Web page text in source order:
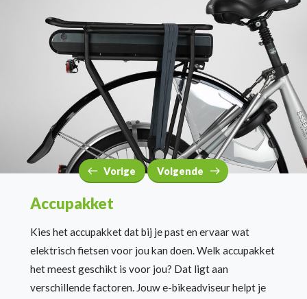
Vorige Volgende
Accupakket
Kies het accupakket dat bij je past en ervaar wat
elektrisch fietsen voor jou kan doen. Welk accupakket
het meest geschikt is voor jou? Dat ligt aan
verschillende factoren. Jouw e-bikeadviseur helpt je
Drie wielen
Een driewieler is vooral geschikt wanneer je door
evenwichtsproblemen wat instabieler bent. Een
driewieler geeft je het vertrouwen in fietsen weer
terug, waardoor je ook een stukje vrijheid terugkrijgt.
Altijd zichtbaar
Met een driewieler van Forza Fietsen ben je altijd
zichtbaar voor je medeweggebruikers. De
ledverlichting van de elektrische fiets schakel je
gemakkelijk zelf in en uit met het bedieningspaneel op